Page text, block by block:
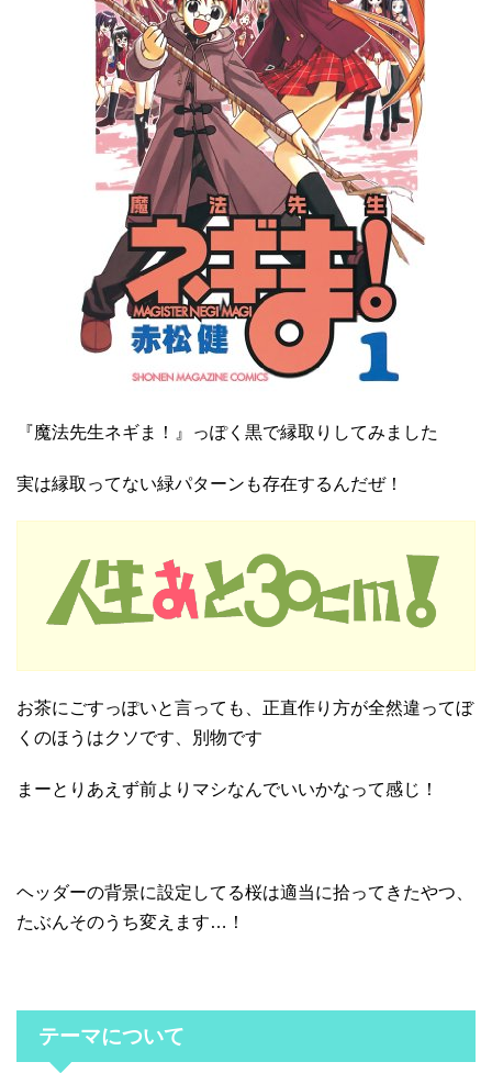
『魔法先生ネギま！』っぽく黒で縁取りしてみました
実は縁取ってない緑パターンも存在するんだぜ！
お茶にごすっぽいと言っても、正直作り方が全然違ってぼ
くのほうはクソです、別物です
まーとりあえず前よりマシなんでいいかなって感じ！
ヘッダーの背景に設定してる桜は適当に拾ってきたやつ、
たぶんそのうち変えます…！
テーマについて